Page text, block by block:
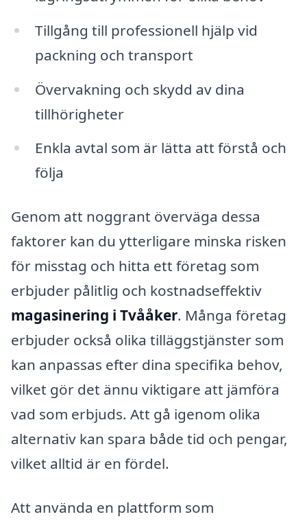
Tillgång till professionell hjälp vid
packning och transport
Övervakning och skydd av dina
tillhörigheter
Enkla avtal som är lätta att förstå och
följa
Genom att noggrant överväga dessa
faktorer kan du ytterligare minska risken
för misstag och hitta ett företag som
erbjuder pålitlig och kostnadseffektiv
magasinering i Tvååker. Många företag
erbjuder också olika tilläggstjänster som
kan anpassas efter dina specifika behov,
vilket gör det ännu viktigare att jämföra
vad som erbjuds. Att gå igenom olika
alternativ kan spara både tid och pengar,
vilket alltid är en fördel.
Att använda en plattform som